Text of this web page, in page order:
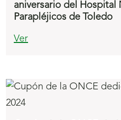
aniversario del Hospital
Parapléjicos de Toledo
Ver